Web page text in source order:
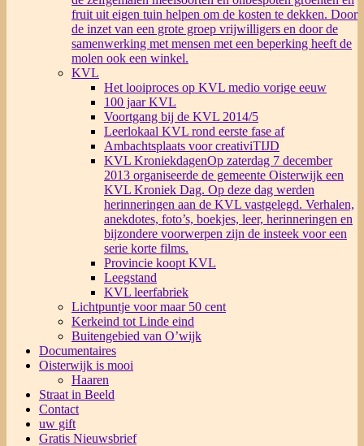
fruit uit eigen tuin helpen om de kosten te dekken. Door
de inzet van een grote groep vrijwilligers en door de
samenwerking met mensen met een beperking heeft de
molen ook een winkel.
KVL
Het looiproces op KVL medio vorige eeuw
100 jaar KVL
Voortgang bij de KVL 2014/5
Leerlokaal KVL rond eerste fase af
Ambachtsplaats voor creativiTIJD
KVL KroniekdagenOp zaterdag 7 december
2013 organiseerde de gemeente Oisterwijk een
KVL Kroniek Dag. Op deze dag werden
herinneringen aan de KVL vastgelegd. Verhalen,
anekdotes, foto’s, boekjes, leer, herinneringen en
bijzondere voorwerpen zijn de insteek voor een
serie korte films.
Provincie koopt KVL
Leegstand
KVL leerfabriek
Lichtpuntje voor maar 50 cent
Kerkeind tot Linde eind
Buitengebied van O’wijk
Documentaires
Oisterwijk is mooi
Haaren
Straat in Beeld
Contact
uw gift
Gratis Nieuwsbrief